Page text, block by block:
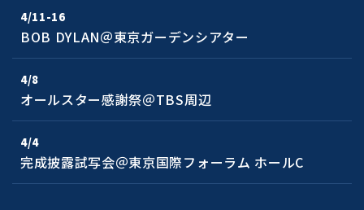
4/11-16
BOB DYLAN＠東京ガーデンシアター
4/8
オールスター感謝祭＠TBS周辺
4/4
完成披露試写会＠東京国際フォーラム ホールC